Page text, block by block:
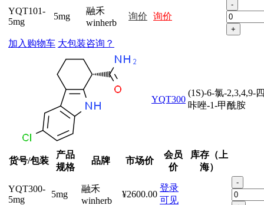
YQT101-
5mg
5mg
融禾
winherb
询价 询价
-
+
加入购物车 大包装咨询？
YQT300
(1S)-6-氯-2,3,4,9-
咔唑-1-甲酰胺
货号/包装
产品
规格
品牌 市场价
会员
价
库存（上
海）
YQT300-
5mg
5mg
融禾
winherb
¥2600.00
登录
可见
-